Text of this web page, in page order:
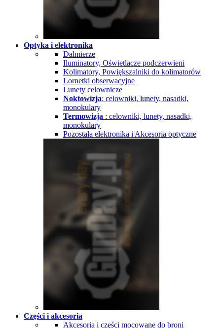
Optyka i elektronika
Dalmierze
Iluminatory, Oświetlacze podczerwieni
Kolimatory, Powiększalniki do kolimatorów
Lornetki obserwacyjne
Lunety celownicze
Noktowizja: celowniki, lunety, nasadki,
monokulary
Termowizja : celowniki, lunety, nasadki,
monokulary
Pozostała elektronika i Akcesoria optyczne
Części i akcesoria
Akcesoria i części mocowane do broni